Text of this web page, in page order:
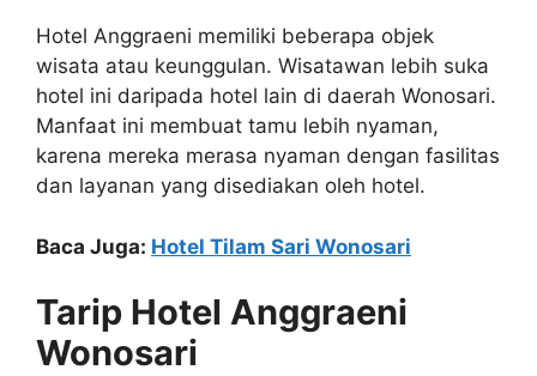
Hotel Anggraeni memiliki beberapa objek
wisata atau keunggulan. Wisatawan lebih suka
hotel ini daripada hotel lain di daerah Wonosari.
Manfaat ini membuat tamu lebih nyaman,
karena mereka merasa nyaman dengan fasilitas
dan layanan yang disediakan oleh hotel.
Baca Juga: Hotel Tilam Sari Wonosari
Tarip Hotel Anggraeni
Wonosari